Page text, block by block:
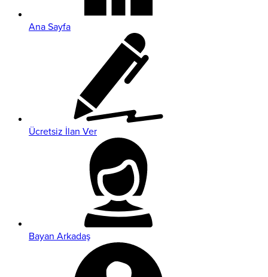
Ana Sayfa
Ücretsiz İlan Ver
Bayan Arkadaş